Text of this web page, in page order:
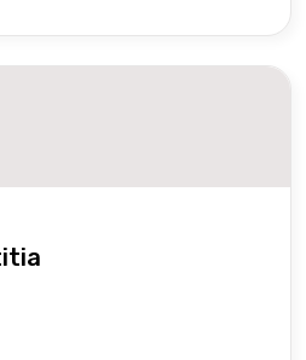
du financement des
financiers
Deutschland Inter agence